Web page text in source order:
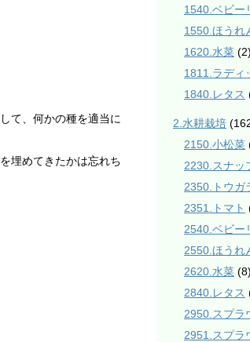
て、何かの種を適当に
埋めてきたかは忘れち
1540.ベビー
1550.ほうれ
1620.水菜 (2)
1811.ラディ
1840.レタス
2.水耕栽培
2150.小松菜
2230.スナッ
2350.トウガ
2351.トマト
2540.ベビー
2550.ほうれ
2620.水菜 (8)
2840.レタス
2950.スプラ
2951.スプラ